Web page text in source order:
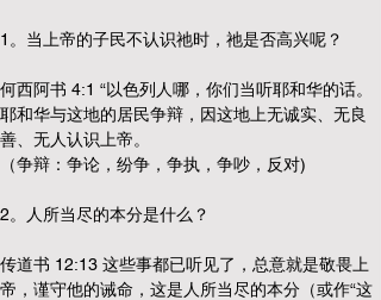
1。当上帝的子民不认识祂时，祂是否高兴呢？
何西阿书 4:1 “以色列人哪，你们当听耶和华的话。
耶和华与这地的居民争辩，因这地上无诚实、无良
善、无人认识上帝。
（争辩：争论，纷争，争执，争吵，反对)
2。人所当尽的本分是什么？
传道书 12:13 这些事都已听见了，总意就是敬畏上
帝，谨守他的诫命，这是人所当尽的本分（或作“这